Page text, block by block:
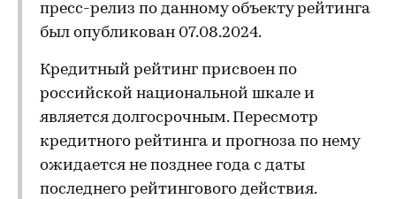
пресс-релиз по данному объекту рейтинга
был опубликован 07.08.2024.
Кредитный рейтинг присвоен по
российской национальной шкале и
является долгосрочным. Пересмотр
кредитного рейтинга и прогноза по нему
ожидается не позднее года с даты
последнего рейтингового действия.